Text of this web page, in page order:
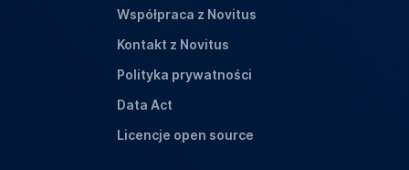
Współpraca z Novitus
Kontakt z Novitus
Polityka prywatności
Data Act
Licencje open source